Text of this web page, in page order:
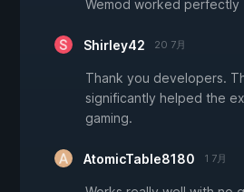
Wemod worked perfectly
Shirley42 20 7月
Thank you developers.
significantly helped the
gaming.
AtomicTable8180 1 7月